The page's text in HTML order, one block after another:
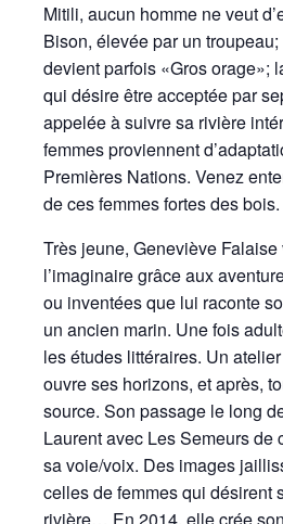
Mitili, aucun homme ne veut
Bison, élevée par un
devient parfois «Gros orage»;
qui désire être acceptée par
appelée à suivre sa rivière
femmes proviennent
Premières Nations. Venez
de ces femmes fortes des bois.
Très jeune, Geneviève
l’imaginaire grâce aux
ou inventées que lui raconte
un ancien marin. Une fois
les études littéraires. Un
ouvre ses horizons, et après,
source. Son passage le long
Laurent avec Les Semeurs de
sa voie/voix. Des images
celles de femmes qui désirent